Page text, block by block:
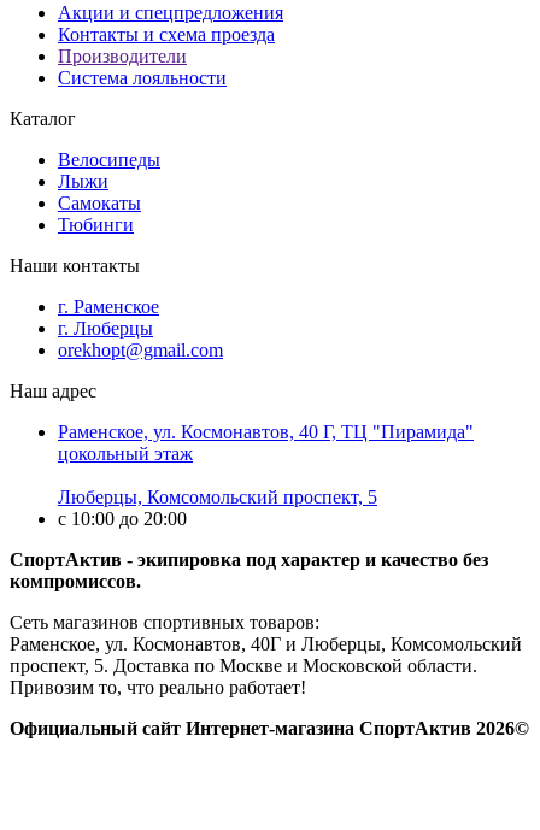
Акции и спецпредложения
Контакты и схема проезда
Производители
Система лояльности
Каталог
Велосипеды
Лыжи
Самокаты
Тюбинги
Наши контакты
г. Раменское
г. Люберцы
orekhopt@gmail.com
Наш адрес
Раменское, ул. Космонавтов, 40 Г, ТЦ "Пирамида"
цокольный этаж
Люберцы, Комсомольский проспект, 5
с 10:00 до 20:00
СпортАктив - экипировка под характер и качество без
компромиссов.
Сеть магазинов спортивных товаров:
Раменское, ул. Космонавтов, 40Г и Люберцы, Комсомольский
проспект, 5. Доставка по Москве и Московской области.
Привозим то, что реально работает!
Официальный сайт Интернет-магазина СпортАктив 2026©